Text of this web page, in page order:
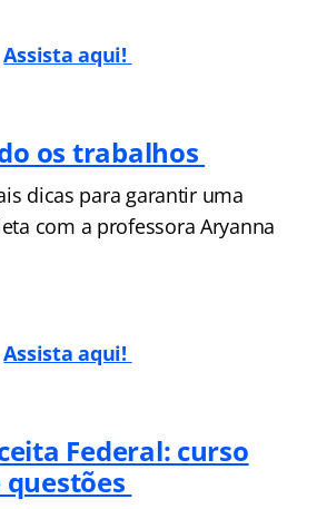
Assista aqui!
os trabalhos
dicas para garantir uma
com a professora Aryanna
Assista aqui!
Federal: curso